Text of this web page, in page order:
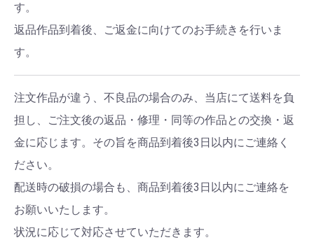
す。
返品作品到着後、ご返金に向けてのお手続きを行いま
す。
注文作品が違う、不良品の場合のみ、当店にて送料を負
担し、ご注文後の返品・修理・同等の作品との交換・返
金に応じます。その旨を商品到着後3日以内にご連絡く
ださい。
配送時の破損の場合も、商品到着後3日以内にご連絡を
お願いいたします。
状況に応じて対応させていただきます。